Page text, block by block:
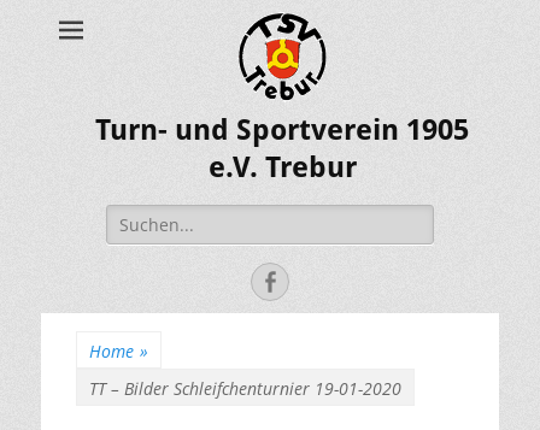
Turn- und Sportverein 1905
e.V. Trebur
Suche
nach:
Facebook
Home »
TT – Bilder Schleifchenturnier 19-01-2020